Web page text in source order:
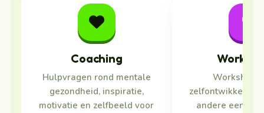
Coaching
Hulpvragen rond mentale
gezondheid, inspiratie,
motivatie en zelfbeeld voor
Workshops
zelfontwikkeling,
andere een